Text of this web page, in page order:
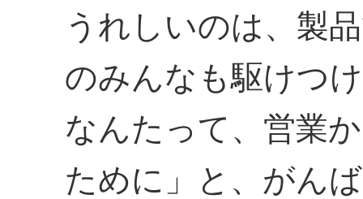
うれしいのは、製
のみんなも駆けつ
なんたって、営業
ために」と、がん